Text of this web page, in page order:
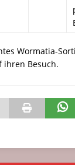
Wormatia-
ihren Besuch.